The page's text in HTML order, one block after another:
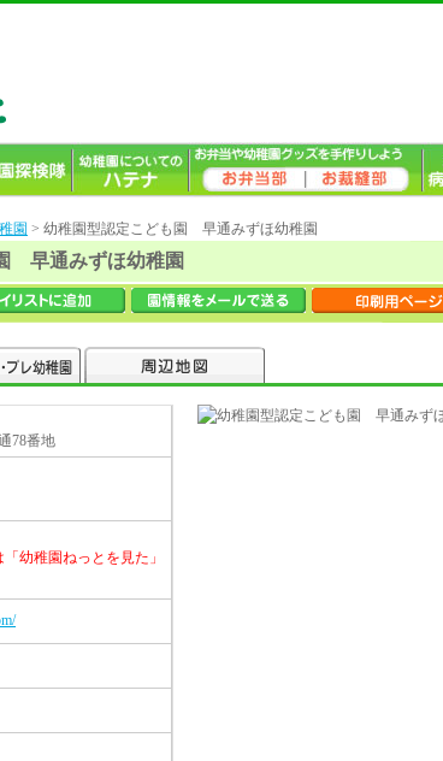
園 > 幼稚園型認定こども園 早通みずほ幼稚園
早通みずほ幼稚園
78番地
幼稚園ねっとを見た」